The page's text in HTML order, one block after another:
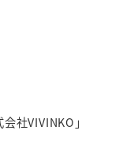
社VIVINKO」